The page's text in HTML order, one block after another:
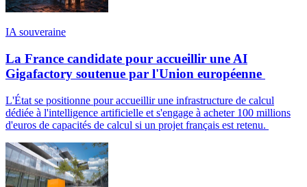
IA souveraine
La France candidate pour accueillir une AI
Gigafactory soutenue par l'Union européenne
L'État se positionne pour accueillir une infrastructure de calcul
dédiée à l'intelligence artificielle et s'engage à acheter 100 millions
d'euros de capacités de calcul si un projet français est retenu.